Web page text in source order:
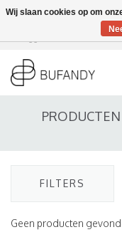
DE /
FILTERS
Geen producten
Wij slaan cookies op om